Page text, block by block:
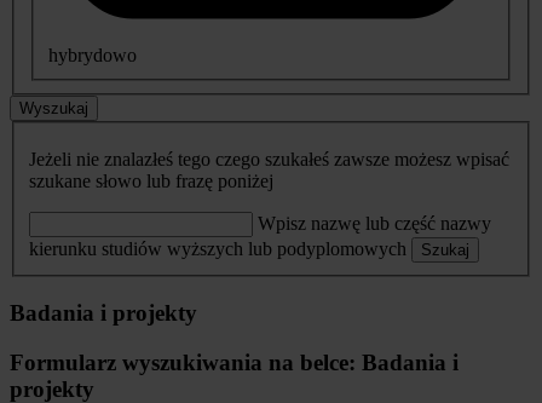
hybrydowo
Wyszukaj
Jeżeli nie znalazłeś tego czego szukałeś zawsze możesz wpisać
szukane słowo lub frazę poniżej
Wpisz nazwę lub część nazwy
kierunku studiów wyższych lub podyplomowych
Szukaj
Badania i projekty
Formularz wyszukiwania na belce: Badania i
projekty